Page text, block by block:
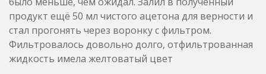
продукт ещё 50 мл чистого ацетона для верности и
стал прогонять через воронку с фильтром.
Фильтровалось довольно долго, отфильтрованная
жидкость имела желтоватый цвет